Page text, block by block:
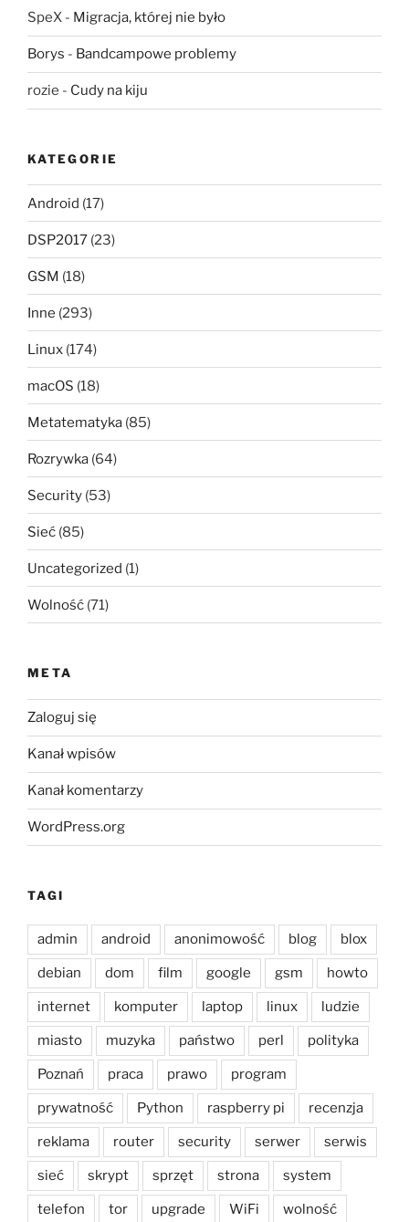
SpeX - Migracja, której nie było
Borys - Bandcampowe problemy
rozie - Cudy na kiju
KATEGORIE
Android (17)
DSP2017 (23)
GSM (18)
Inne (293)
Linux (174)
macOS (18)
Metatematyka (85)
Rozrywka (64)
Security (53)
Sieć (85)
Uncategorized (1)
Wolność (71)
META
Zaloguj się
Kanał wpisów
Kanał komentarzy
WordPress.org
TAGI
admin android anonimowość blog blox
debian dom film google gsm howto
internet komputer laptop linux ludzie
miasto muzyka państwo perl polityka
Poznań praca prawo program
prywatność Python raspberry pi recenzja
reklama router security serwer serwis
sieć skrypt sprzęt strona system
telefon tor upgrade WiFi wolność